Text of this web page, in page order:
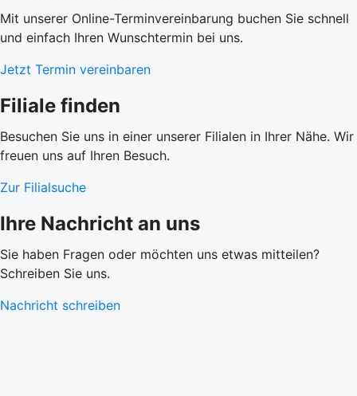
Mit unserer Online-Terminvereinbarung buchen Sie schnell
und einfach Ihren Wunschtermin bei uns.
Jetzt Termin vereinbaren
Filiale finden
Besuchen Sie uns in einer unserer Filialen in Ihrer Nähe. Wir
freuen uns auf Ihren Besuch.
Zur Filialsuche
Ihre Nachricht an uns
Sie haben Fragen oder möchten uns etwas mitteilen?
Schreiben Sie uns.
Nachricht schreiben